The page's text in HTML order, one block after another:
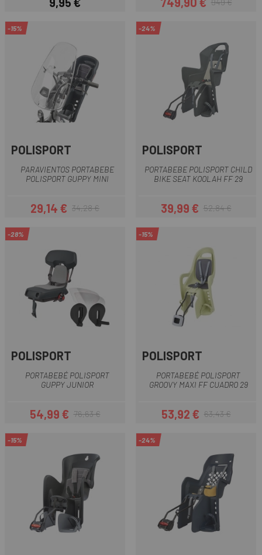
Precio Precio
Precio regular
949 €
-15%
POLISPORT
PARAVIENTOS PORTABEBE
POLISPORT GUPPY MINI
Precio
29,14 €Precio regular
34,28 €
-24%
POLISPORT
PORTABEBE POLISPORT CHILD
BIKE SEAT KOOLAH FF 29
Precio
39,99 €Precio regular
52,84 €
-28%
POLISPORT
PORTABEBÉ POLISPORT
GUPPY JUNIOR
Precio
54,99 €Precio regular
76,63 €
-15%
POLISPORT
PORTABEBÉ POLISPORT
GROOVY MAXI FF CUADRO 29
Precio
53,92 €Precio regular
63,43 €
-15% -24%